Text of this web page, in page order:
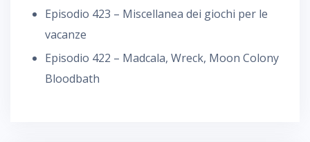
Episodio 423 – Miscellanea dei giochi per le
vacanze
Episodio 422 – Madcala, Wreck, Moon Colony
Bloodbath